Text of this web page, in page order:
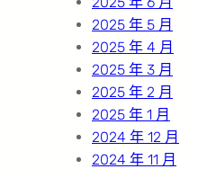
2025 年 5 月
2025 年 4 月
2025 年 3 月
2025 年 2 月
2025 年 1 月
2024 年 12 月
2024 年 11 月